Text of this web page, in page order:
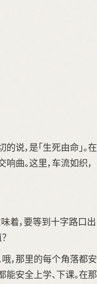
说，是「生死由命」。在
曲。这里，车流如织，
着，要等到十字路口出
，那里的每个角落都安
安全上学、下课。在那